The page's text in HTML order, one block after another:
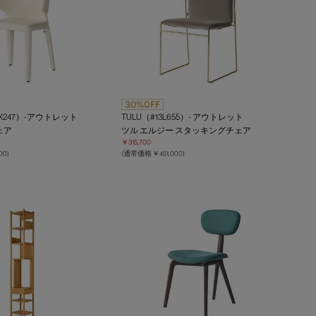
）-アウトレット
ア
TULU（#13L655）- アウトレット
ツル エルジー スタッキングチェア
￥315,700
(通常価格 ￥451,000)